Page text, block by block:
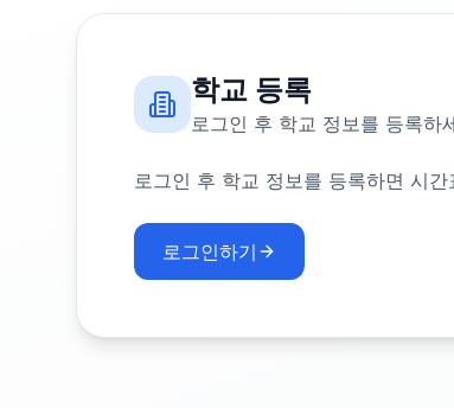
학교 등록
로그인 후 학교 정보를 등록하
로그인 후 학교 정보를 등록하면 시
로그인하기